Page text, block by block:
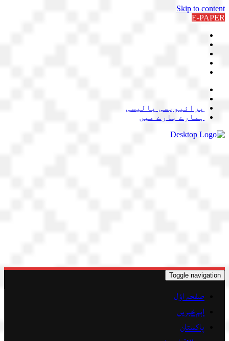
Skip to content
E-PAPER
پرائیویسی پالیسی
ہمارے بارے میں
Toggle navigation
صفحہ اوّل
اہم خبریں
پاکستان